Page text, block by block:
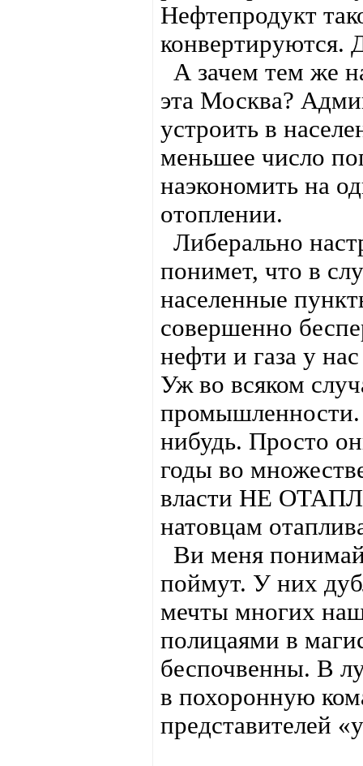
Нефтепродукт
конвертируются.
А зачем тем же
эта Москва?
устроить в
меньшее число
наэкономить на
отоплении.
Либерально
понимет, что в
населенные
совершенно
нефти и газа у
Уж во всяком
промышленности.
нибудь. Просто
годы во
власти НЕ
натовцам
Ви меня
поймут. У них
мечты многих
полицаями в
беспочвенны. В
в похоронную
представителей